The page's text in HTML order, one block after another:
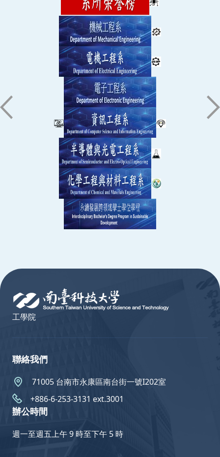
工學院
聯絡我們
71005 台南市永康區南台街一號I202室
+886-6-253-3131 ext.3001
辦公時間
週一至週五上午 9 時至下午 5 時